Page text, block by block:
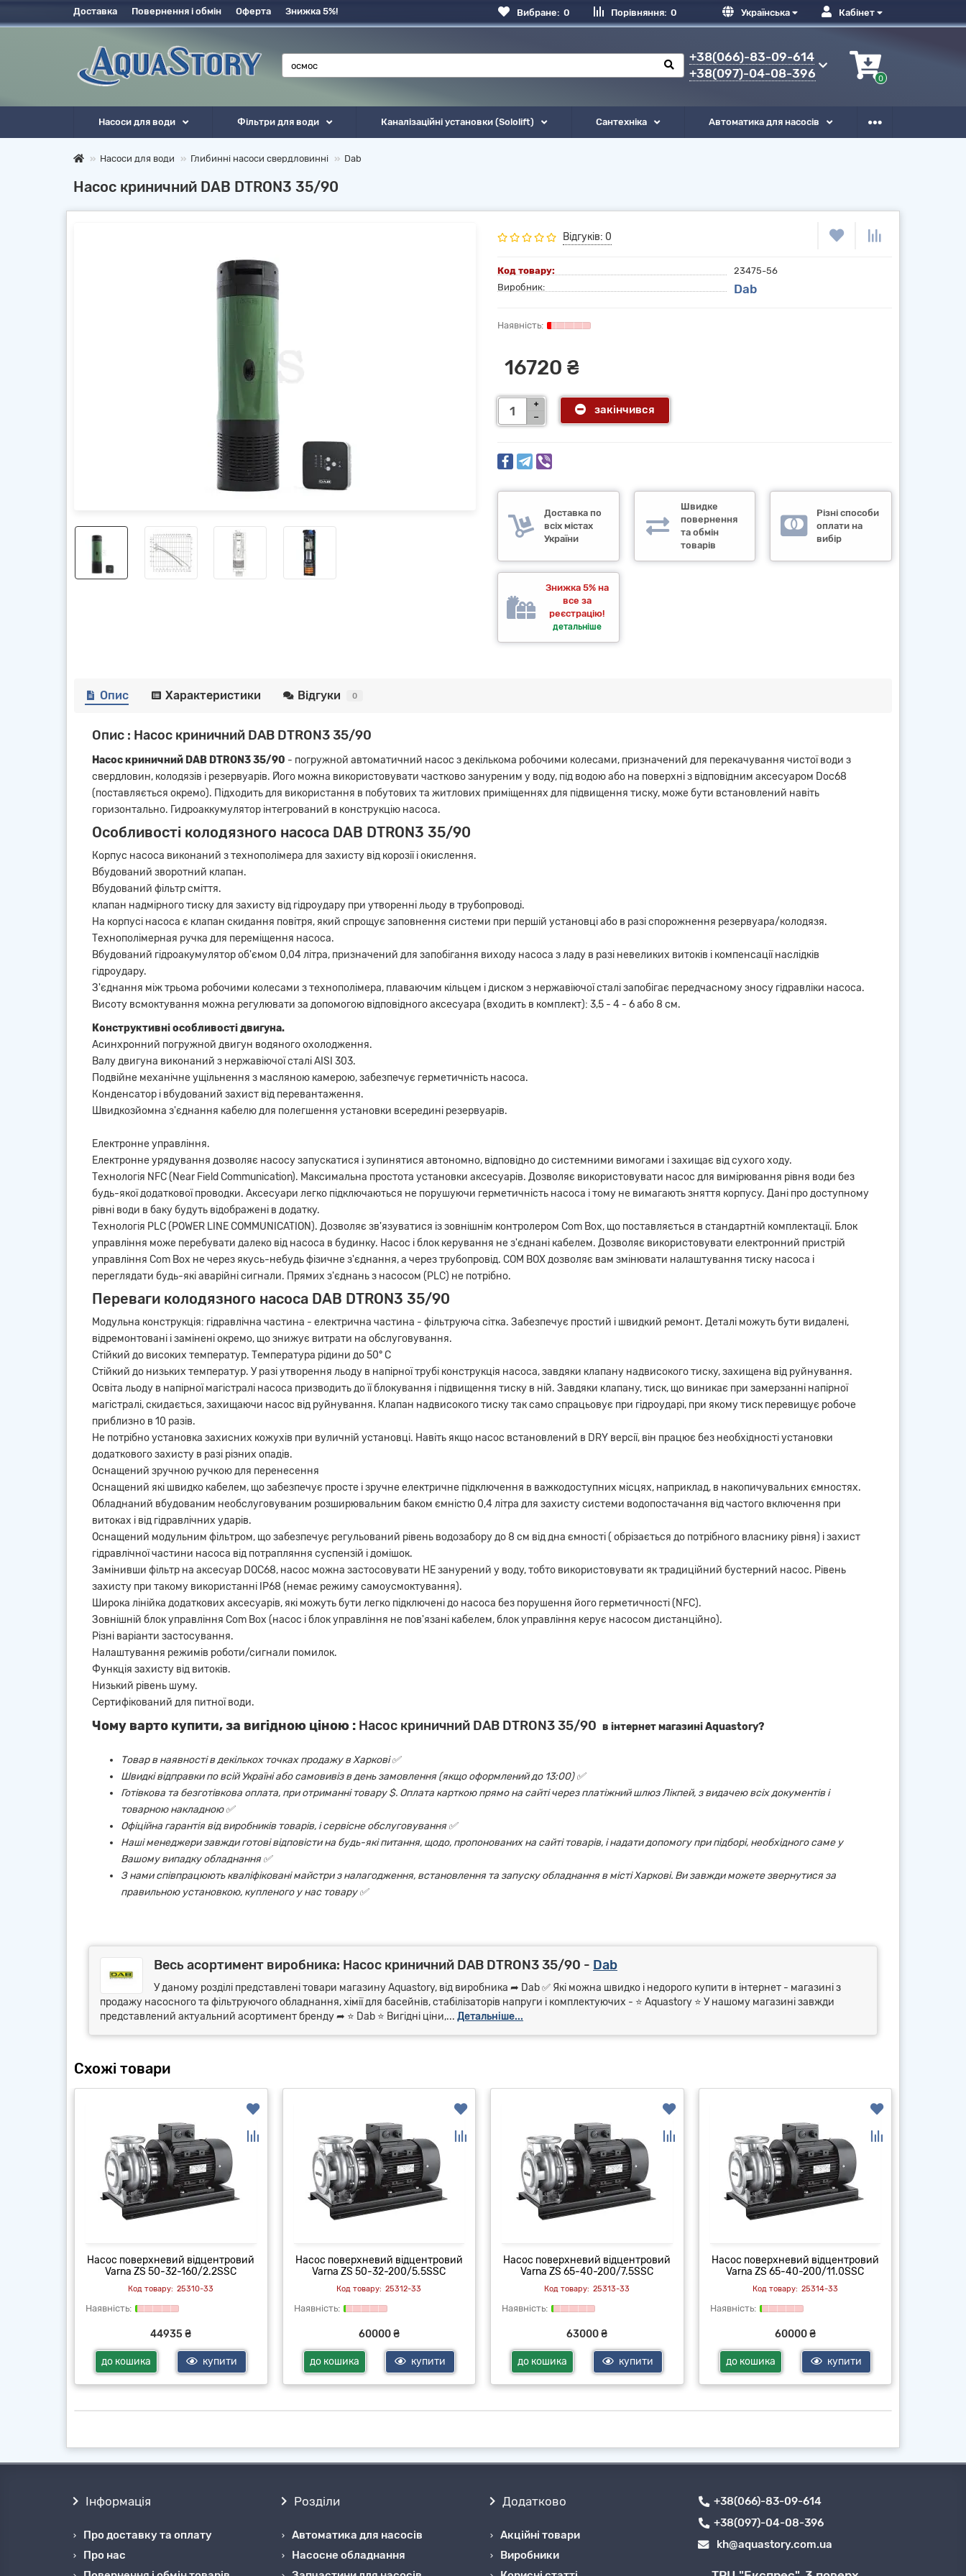
Кабінет
Українська
Порівняння: 0
Вибране: 0
Доставка Повернення і обмін Оферта Знижка 5%!
+38(066)-83-09-614
+38(097)-04-08-396
0
Насоси для води Фільтри для води Каналізаційні установки (Sololift) Сантехніка Автоматика для насосів
Насоси для води Глибинні насоси свердловинні Dab
Насос криничний DAB DTRON3 35/90
Відгуків: 0
Код товару:
23475-56
Виробник:
Dab
16720 ₴
закінчився
Доставка по
всіх містах
України
Швидке
повернення
та обмін
товарів
Різні способи
оплати на
вибір
Знижка 5% на
все за
реєстрацію!
детальніше
Опис Характеристики Відгуки 0
Опис : Насос криничний DAB DTRON3 35/90
Насос криничний DAB DTRON3 35/90 - погружной автоматичний насос з декількома робочими колесами, призначений для перекачування чистої води з
свердловин, колодязів і резервуарів. Його можна використовувати частково зануреним у воду, під водою або на поверхні з відповідним аксесуаром Doc68
(поставляється окремо). Підходить для використання в побутових та житлових приміщеннях для підвищення тиску, може бути встановлений навіть
горизонтально. Гидроаккумулятор інтегрований в конструкцію насоса.
Особливості колодязного насоса DAB DTRON3 35/90
Корпус насоса виконаний з технополімера для захисту від корозії і окислення.
Вбудований зворотний клапан.
Вбудований фільтр сміття.
клапан надмірного тиску для захисту від гідроудару при утворенні льоду в трубопроводі.
На корпусі насоса є клапан скидання повітря, який спрощує заповнення системи при першій установці або в разі спорожнення резервуара/колодязя.
Технополімерная ручка для переміщення насоса.
Вбудований гідроакумулятор об'ємом 0,04 літра, призначений для запобігання виходу насоса з ладу в разі невеликих витоків і компенсації наслідків
гідроудару.
З'єднання між трьома робочими колесами з технополімера, плаваючим кільцем і диском з нержавіючої сталі запобігає передчасному зносу гідравліки насоса.
Висоту всмоктування можна регулювати за допомогою відповідного аксесуара (входить в комплект): 3,5 - 4 - 6 або 8 см.
Конструктивні особливості двигуна.
Асинхронний погружной двигун водяного охолодження.
Валу двигуна виконаний з нержавіючої сталі AISI 303.
Подвійне механічне ущільнення з масляною камерою, забезпечує герметичність насоса.
Конденсатор і вбудований захист від перевантаження.
Швидкозйомна з'єднання кабелю для полегшення установки всередині резервуарів.
Електронне управління.
Електронне урядування дозволяє насосу запускатися і зупинятися автономно, відповідно до системними вимогами і захищає від сухого ходу.
Технологія NFC (Near Field Communication). Максимальна простота установки аксесуарів. Дозволяє використовувати насос для вимірювання рівня води без
будь-якої додаткової проводки. Аксесуари легко підключаються не порушуючи герметичність насоса і тому не вимагають зняття корпусу. Дані про доступному
рівні води в баку будуть відображені в додатку.
Технологія PLC (POWER LINE COMMUNICATION). Дозволяє зв'язуватися із зовнішнім контролером Com Box, що поставляється в стандартній комплектації. Блок
управління може перебувати далеко від насоса в будинку. Насос і блок керування не з'єднані кабелем. Дозволяє використовувати електронний пристрій
управління Com Box не через якусь-небудь фізичне з'єднання, а через трубопровід. COM BOX дозволяє вам змінювати налаштування тиску насоса і
переглядати будь-які аварійні сигнали. Прямих з'єднань з насосом (PLC) не потрібно.
Переваги колодязного насоса DAB DTRON3 35/90
Модульна конструкція: гідравлічна частина - електрична частина - фільтруюча сітка. Забезпечує простий і швидкий ремонт. Деталі можуть бути видалені,
відремонтовані і замінені окремо, що знижує витрати на обслуговування.
Стійкий до високих температур. Температура рідини до 50° C
Стійкий до низьких температур. У разі утворення льоду в напірної трубі конструкція насоса, завдяки клапану надвисокого тиску, захищена від руйнування.
Освіта льоду в напірної магістралі насоса призводить до її блокування і підвищення тиску в ній. Завдяки клапану, тиск, що виникає при замерзанні напірної
магістралі, скидається, захищаючи насос від руйнування. Клапан надвисокого тиску так само спрацьовує при гідроударі, при якому тиск перевищує робоче
приблизно в 10 разів.
Не потрібно установка захисних кожухів при вуличній установці. Навіть якщо насос встановлений в DRY версії, він працює без необхідності установки
додаткового захисту в разі різних опадів.
Оснащений зручною ручкою для перенесення
Оснащений які швидко кабелем, що забезпечує просте і зручне електричне підключення в важкодоступних місцях, наприклад, в накопичувальних ємностях.
Обладнаний вбудованим необслуговуваним розширювальним баком ємністю 0,4 літра для захисту системи водопостачання від частого включення при
витоках і від гідравлічних ударів.
Оснащений модульним фільтром, що забезпечує регульований рівень водозабору до 8 см від дна ємності ( обрізається до потрібного власнику рівня) і захист
гідравлічної частини насоса від потрапляння суспензій і домішок.
Замінивши фільтр на аксесуар DOC68, насос можна застосовувати НЕ занурений у воду, тобто використовувати як традиційний бустерний насос. Рівень
захисту при такому використанні IP68 (немає режиму самоусмоктування).
Широка лінійка додаткових аксесуарів, які можуть бути легко підключені до насоса без порушення його герметичності (NFC).
Зовнішній блок управління Com Box (насос і блок управління не пов'язані кабелем, блок управління керує насосом дистанційно).
Різні варіанти застосування.
Налаштування режимів роботи/сигнали помилок.
Функція захисту від витоків.
Низький рівень шуму.
Сертифікований для питної води.
Чому варто купити, за вигідною ціною : Насос криничний DAB DTRON3 35/90 в інтернет магазині Aquastory?
Товар в наявності в декількох точках продажу в Харкові ✅
Швидкі відправки по всій Україні або самовивіз в день замовлення (якщо оформлений до 13:00) ✅
Готівкова та безготівкова оплата, при отриманні товару $. Оплата карткою прямо на сайті через платіжний шлюз Лікпей, з видачею всіх документів і
товарною накладною ✅
Офіційна гарантія від виробників товарів, і сервісне обслуговування ✅
Наші менеджери завжди готові відповісти на будь-які питання, щодо, пропонованих на сайті товарів, і надати допомогу при підборі, необхідного саме у
Вашому випадку обладнання ✅
З нами співпрацюють кваліфіковані майстри з налагодження, встановлення та запуску обладнання в місті Харкові. Ви завжди можете звернутися за
правильною установкою, купленого у нас товару ✅
Весь асортимент виробника: Насос криничний DAB DTRON3 35/90 - Dab
У даному розділі представлені товари магазину Aquastory, від виробника ➦ Dab ✅ Які можна швидко і недорого купити в інтернет - магазині з
продажу насосного та фільтруючого обладнання, хімії для басейнів, стабілізаторів напруги і комплектуючих - ⭐ Aquastory ⭐ У нашому магазині завжди
представлений актуальний асортимент бренду ➦ ⭐ Dab ⭐ Вигідні ціни,... Детальніше...
Схожі товари
Насос поверхневий відцентровий
Varna ZS 50-32-160/2.2SSC
25310-33
44935 ₴
до кошика купити
Насос поверхневий відцентровий
Varna ZS 50-32-200/5.5SSC
25312-33
60000 ₴
до кошика купити
Насос поверхневий відцентровий
Varna ZS 65-40-200/7.5SSC
25313-33
63000 ₴
до кошика купити
Насос поверхневий відцентровий
Varna ZS 65-40-200/11.0SSC
25314-33
60000 ₴
до кошика купити
Інформація
Про доставку та оплату
Про нас
Розділи
Автоматика для насосів
Насосне обладнання
Додатково
Акційні товари
Виробники
+38(066)-83-09-614
+38(097)-04-08-396
kh@aquastory.com.ua